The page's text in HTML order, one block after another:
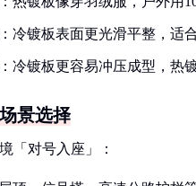
：冷镀板表面更光滑平整，适
冷镀板更容易冲压成型，热
景选择
「对号入座」：